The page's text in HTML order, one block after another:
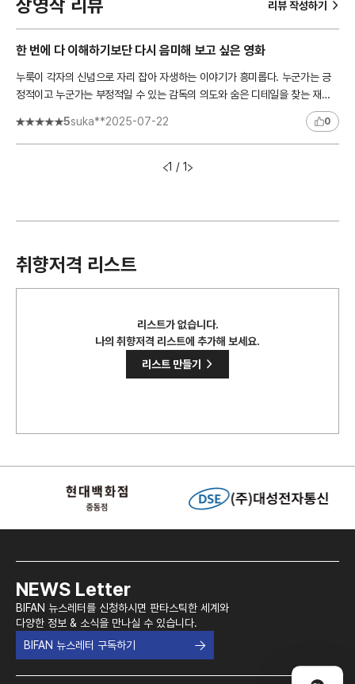
상영작 리뷰 리뷰 작성하기 >
한 번에 다 이해하기보단 다시 음미해 보고 싶은 영화
누룩이 각자의 신념으로 자리 잡아 자생하는 이야기가 흥미롭다. 누군가는 긍
정적이고 누군가는 부정적일 수 있는 감독의 의도와 숨은 디테일을 찾는 재미
5suka**2025-07-22 0
1 / 1
취향저격 리스트
리스트가 없습니다.
나의 취향저격 리스트에 추가해 보세요.
리스트 만들기
>
NEWS Letter
BIFAN 뉴스레터를 신청하시면 판타스틱한 세계와
다양한 정보 & 소식을 만나실 수 있습니다.
BIFAN 뉴스레터 구독하기